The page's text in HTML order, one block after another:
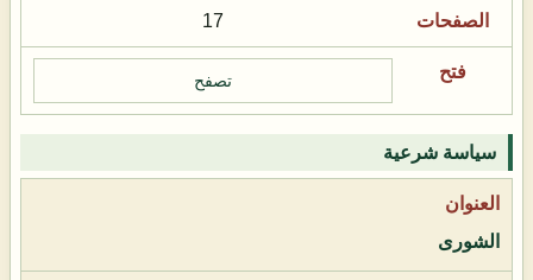
17
تصفح
سياسة شرعية
الشورى